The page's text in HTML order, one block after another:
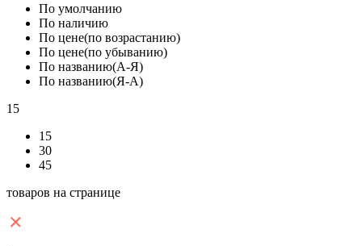
По умолчанию
По наличию
По цене(по возрастанию)
По цене(по убыванию)
По названию(А-Я)
По названию(Я-А)
15
15
30
45
товаров на странице